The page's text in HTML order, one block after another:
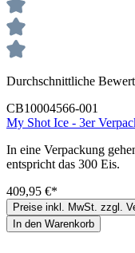
Durchschnittliche
CB10004566-001
My Shot Ice - 3er
In eine Verpackung
entspricht das 300 Eis.
409,95 €*
Preise inkl. MwSt. zzgl.
In den Warenkorb